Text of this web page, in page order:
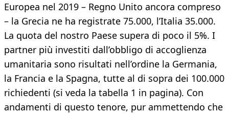
Europea nel 2019 – Regno Unito ancora compreso
– la Grecia ne ha registrate 75.000, l’Italia 35.000.
La quota del nostro Paese supera di poco il 5%. I
partner più investiti dall’obbligo di accoglienza
umanitaria sono risultati nell’ordine la Germania,
la Francia e la Spagna, tutte al di sopra dei 100.000
richiedenti (si veda la tabella 1 in pagina). Con
andamenti di questo tenore, pur ammettendo che